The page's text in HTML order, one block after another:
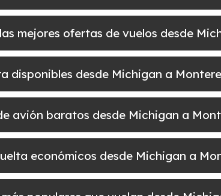
mejores ofertas de vuelos desde
disponibles desde Michigan a
de avión baratos desde Michigan a
económicos desde Michigan a